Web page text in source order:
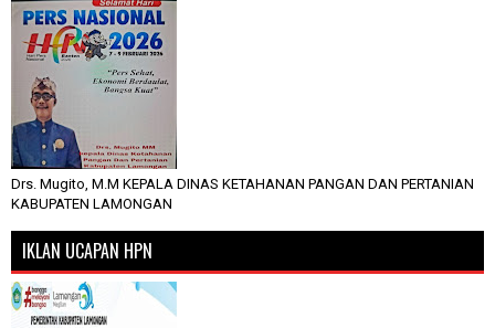
Drs. Mugito, M.M KEPALA DINAS KETAHANAN PANGAN DAN PERTANIAN
KABUPATEN LAMONGAN
IKLAN UCAPAN HPN